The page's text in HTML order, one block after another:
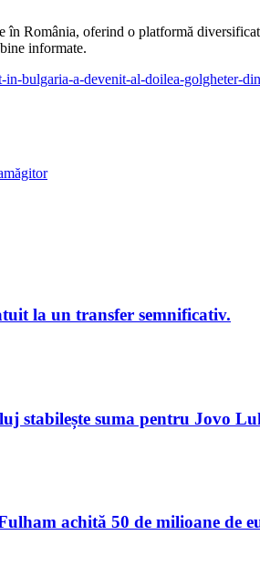
România, oferind o platformă
informate.
bulgaria-a-devenit-al-doilea-golgheter-
la un transfer semnificativ.
stabilește suma pentru Jovo
achită 50 de milioane de